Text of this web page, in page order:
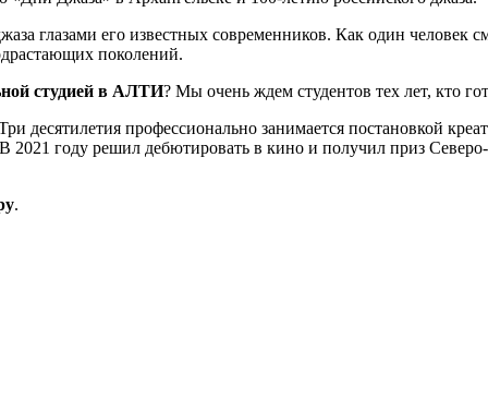
глазами его известных современников. Как один человек
поколений.
студией в АЛТИ? Мы очень ждем студентов тех лет, кто
десятилетия профессионально занимается постановкой
2021 году решил дебютировать в кино и получил приз
.